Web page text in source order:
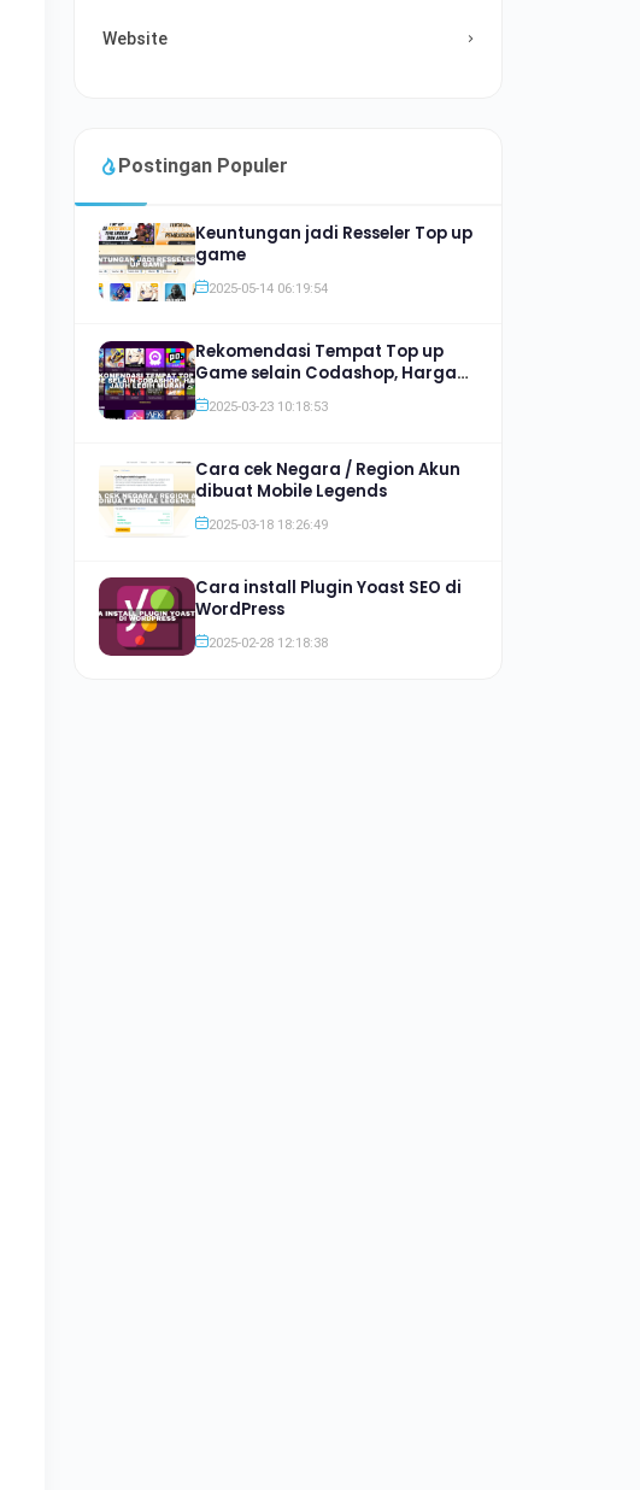
Website
Postingan Populer
Keuntungan jadi Resseler Top up
game
2025-05-14 06:19:54
Rekomendasi Tempat Top up
Game selain Codashop, Harga
Jauh lebih Murah
2025-03-23 10:18:53
Cara cek Negara / Region Akun
dibuat Mobile Legends
2025-03-18 18:26:49
Cara install Plugin Yoast SEO di
WordPress
2025-02-28 12:18:38